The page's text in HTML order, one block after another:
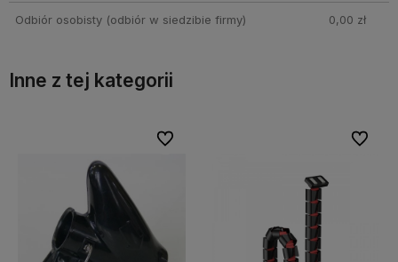
Odbiór osobisty(odbiór w siedzibie firmy) 0,00 zł
Inne z tej kategorii
Do ulubionych
Do ulubionych Do
Do